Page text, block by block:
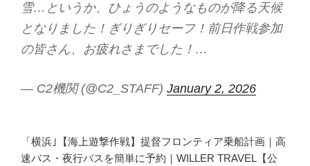
雪…というか、ひょうのようなものが降る天候
となりました！ぎりぎりセーフ！前日作戦参加
の皆さん、お疲れさまでした！…
— C2機関 (@C2_STAFF) January 2, 2026
「横浜｣【海上遊撃作戦】提督フロンティア乗船計画｜高
速バス・夜行バスを簡単に予約｜WILLER TRAVEL【公